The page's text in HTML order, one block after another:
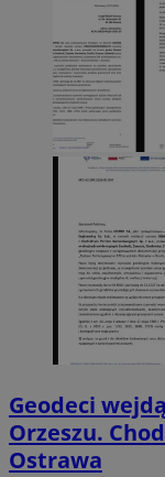
Geodeci
Orzeszu.
Ostrawa